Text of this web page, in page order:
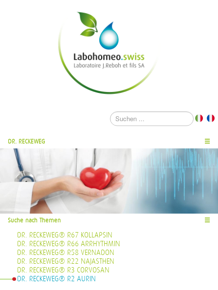
DR. RECKEWEG ☰
Suche nach Themen ☰
DR. RECKEWEG® R67 KOLLAPSIN
DR. RECKEWEG® R66 ARRHYTHMIN
DR. RECKEWEG® R58 VERNADON
DR. RECKEWEG® R22 NAJASTHEN
DR. RECKEWEG® R3 CORVOSAN
DR. RECKEWEG® R2 AURIN